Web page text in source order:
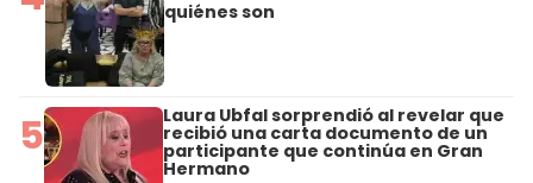
quiénes son
5 Laura Ubfal sorprendió al revelar que
recibió una carta documento de un
participante que continúa en Gran
Hermano